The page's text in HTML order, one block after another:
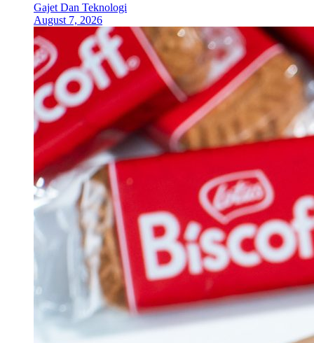
Gajet Dan Teknologi
August 7, 2026